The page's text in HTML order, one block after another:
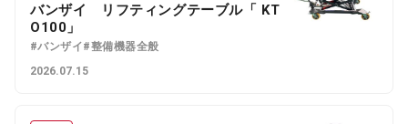
バンザイ リフティングテーブル「 KT
O100」
#バンザイ#整備機器全般
2026.07.15